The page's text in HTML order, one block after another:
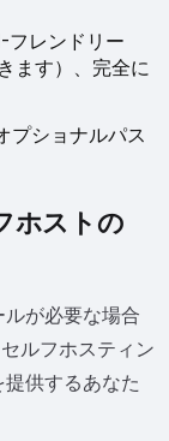
レンドリー
ます）、完全に
プショナルパス
ホストの
が必要な場合
ルフホスティン
供するあなた